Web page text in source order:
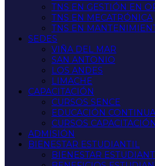
TNS EN GESTIÓN EN
TNS EN MECATRÓNICA
TNS EN
SEDES
VIÑA DEL MAR
SAN ANTONIO
LOS ANDES
LIMACHE
CAPACITACIÓN
CURSOS SENCE
EDUCACIÓN CONTINUA
CURSOS CAPACITACIÓN
ADMISIÓN
BIENESTAR ESTUDIANTIL
BIENESTAR